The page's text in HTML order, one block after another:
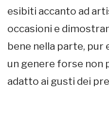
esibiti accanto ad
occasioni e
bene nella parte,
un genere forse non
adatto ai gusti dei